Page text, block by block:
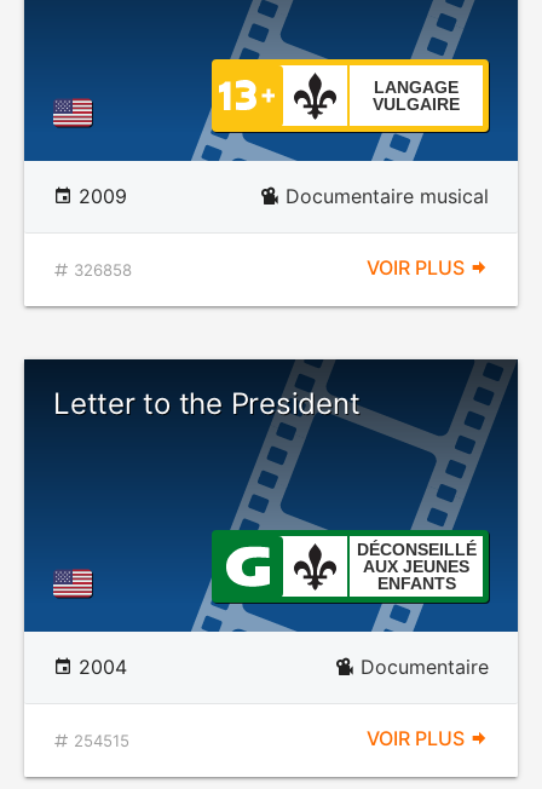
LANGAGE
VULGAIRE
2009 Documentaire musical
326858 VOIR PLUS
Letter to the President
DÉCONSEILLÉ
AUX JEUNES
ENFANTS
2004 Documentaire
254515 VOIR PLUS